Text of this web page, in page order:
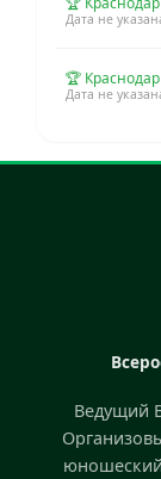
Дата не
🏆 Краснодар
Дата не
Ведущий